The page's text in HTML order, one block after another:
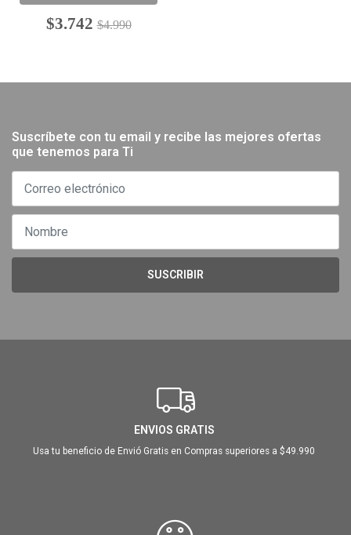
$3.742 $4.990
Suscríbete con tu email y recibe las mejores ofertas
que tenemos para Ti
SUSCRIBIR
ENVIOS GRATIS
Usa tu beneficio de Envió Gratis en Compras superiores a $49.990